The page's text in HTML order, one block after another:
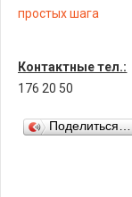
простых шага
Контактные тел.:
176 20 50
Поделиться…